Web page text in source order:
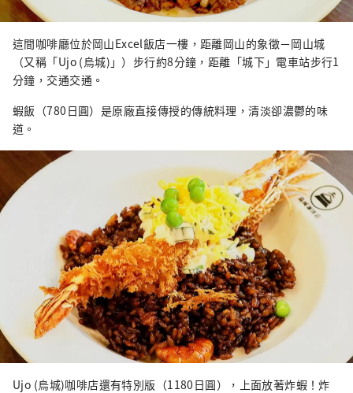
這間咖啡廳位於岡山Excel飯店一樓，距離岡山的象徵－岡山城
（又稱「Ujo (烏城)」）步行約8分鐘，距離「城下」電車站步行1
分鐘，交通交通。
蝦飯（780日圓）是原廠直接傳授的傳統料理，清淡卻濃鬱的味
道。
Ujo (烏城)咖啡店還有特別版（1180日圓），上面放著炸蝦！炸